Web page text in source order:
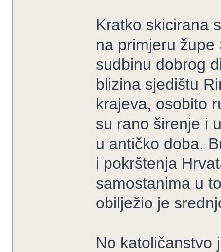
Kratko skicirana
na primjeru župe
sudbinu dobrog
blizina sjedištu
krajeva, osobito
su rano širenje i
u antičko doba.
i pokrštenja
samostanima u
obilježio je
No katoličanstvo